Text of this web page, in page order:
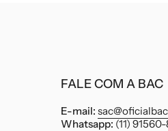
FALE COM A BAC
E-mail:
Whatsapp: (11)